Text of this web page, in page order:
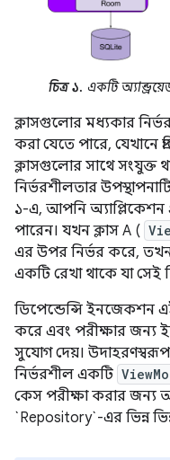
চিত্র ১. একটি
ক্লাসগুলোর মধ্যকার
করা যেতে পারে, যেখানে
ক্লাসগুলোর সাথে সংযুক্ত
নির্ভরশীলতার
১-এ, আপনি অ্যাপ্লিকেশন
পারেন। যখন ক্লাস A (
এর উপর নির্ভর করে, তখন
একটি রেখা থাকে যা সেই
ডিপেন্ডেন্সি ইনজেকশন
করে এবং পরীক্ষার জন্য
সুযোগ দেয়।
নির্ভরশীল একটি
কেস পরীক্ষা করার জন্য
`Repository`-এর ভিন্ন